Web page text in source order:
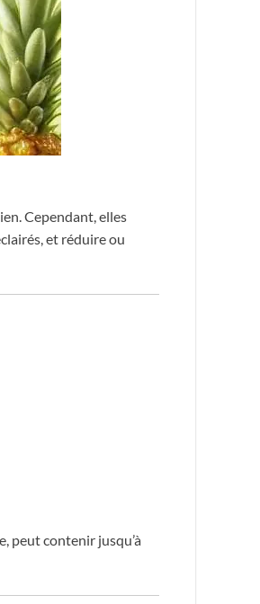
Cependant, elles
et réduire ou
peut contenir jusqu’à